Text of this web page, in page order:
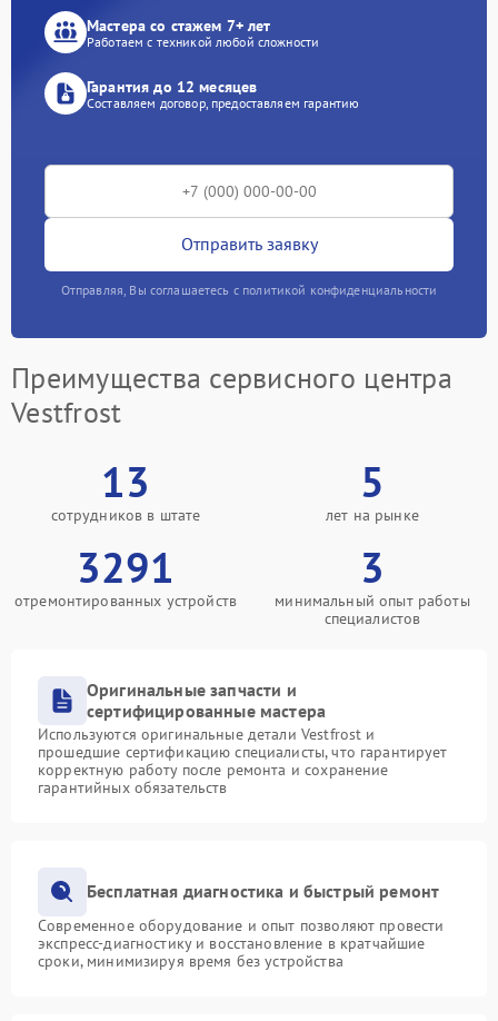
Мастера со стажем 7+ лет
Работаем с техникой любой сложности
Гарантия до 12 месяцев
Составляем договор, предоставляем гарантию
Отправить заявку
Отправляя, Вы соглашаетесь с политикой конфиденциальности
Преимущества сервисного центра
Vestfrost
13
сотрудников в штате
5
лет на рынке
3291
отремонтированных устройств
3
минимальный опыт работы
специалистов
Оригинальные запчасти и
сертифицированные мастера
Используются оригинальные детали Vestfrost и
прошедшие сертификацию специалисты, что гарантирует
корректную работу после ремонта и сохранение
гарантийных обязательств
Бесплатная диагностика и быстрый ремонт
Современное оборудование и опыт позволяют провести
экспресс-диагностику и восстановление в кратчайшие
сроки, минимизируя время без устройства